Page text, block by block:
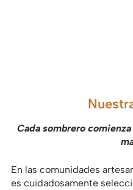
Cada sombrero
En las comunidades
es cuidadosamente